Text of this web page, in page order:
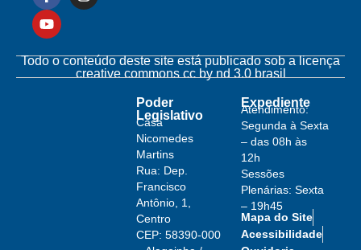
Todo o conteúdo deste site está publicado sob a licença
creative commons cc by nd 3.0 brasil
Poder
Legislativo
Casa
Nicomedes
Martins
Rua: Dep.
Francisco
Antônio, 1,
Centro
CEP: 58390-000
Expediente
Atendimento:
Segunda à Sexta
– das 08h às
12h
Sessões
Plenárias: Sexta
– 19h45
Mapa do Site
Acessibilidade